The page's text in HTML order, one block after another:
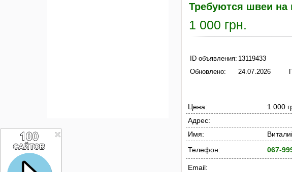
Требуются швеи на
1 000 грн.
ID объявления: 13119433
Обновлено:
24.07.2026
Цена:
1 000
Адрес:
Имя:
Телефон:
067-
Email: